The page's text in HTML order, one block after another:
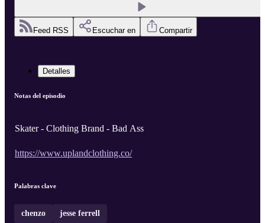
Feed RSS Escuchar en Compartir
Detalles
Notas del episodio
Skater - Clothing Brand - Bad Ass
https://www.uplandclothing.co/
Palabras clave
chenzo jesse ferrell